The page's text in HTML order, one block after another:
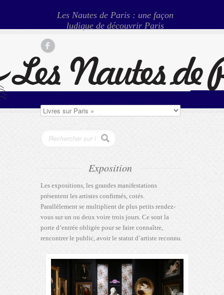
Les Nautes de Paris : une façon
ludique de découvrir Paris
Exposition
Les expositions, les grandes manifestations
présentent les artistes confirmés, cotés.
Parallèlement se multiplient de plus petits rendez-
vous sur un ou deux voire trois jours. Ce sont la
porte d’entrée obligée pour se faire connaître,
rencontrer le public, avoir le statut d’artiste reconnu.